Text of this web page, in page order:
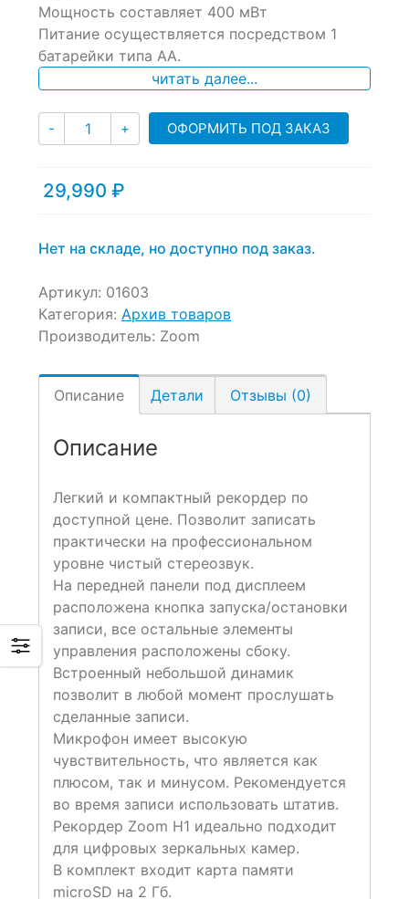
Мощность составляет 400 мВт
Питание осуществляется посредством 1
батарейки типа АА.
читать далее...
- Количество
+ ОФОРМИТЬ ПОД ЗАКАЗ
29,990 ₽
Нет на складе, но доступно под заказ.
Артикул: 01603
Категория: Архив товаров
Производитель: Zoom
Описание Детали Отзывы (0)
Описание
Легкий и компактный рекордер по
доступной цене. Позволит записать
практически на профессиональном
уровне чистый стереозвук.
На передней панели под дисплеем
расположена кнопка запуска/остановки
записи, все остальные элементы
управления расположены сбоку.
Встроенный небольшой динамик
позволит в любой момент прослушать
сделанные записи.
Микрофон имеет высокую
чувствительность, что является как
плюсом, так и минусом. Рекомендуется
во время записи использовать штатив.
Рекордер Zoom H1 идеально подходит
для цифровых зеркальных камер.
В комплект входит карта памяти
microSD на 2 Гб.